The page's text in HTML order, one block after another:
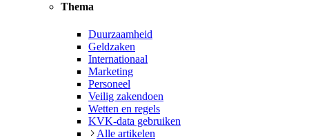
Thema
Duurzaamheid
Geldzaken
Internationaal
Marketing
Personeel
Veilig zakendoen
Wetten en regels
KVK-data gebruiken
Alle artikelen